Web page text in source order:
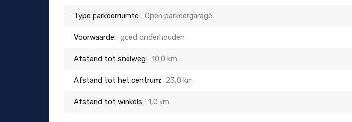
Type parkeerruimte: Open parkeergarage
Voorwaarde: goed onderhouden
Afstand tot snelweg: 10,0 km
Afstand tot het centrum: 23,0 km
Afstand tot winkels: 1,0 km